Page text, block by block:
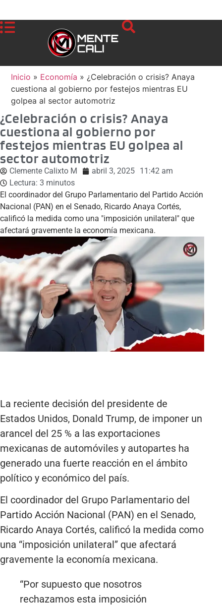
Inicio » Economía » ¿Celebración o crisis? Anaya
cuestiona al gobierno por festejos mientras EU
golpea al sector automotriz
¿Celebración o crisis? Anaya
cuestiona al gobierno por
festejos mientras EU golpea al
sector automotriz
Clemente Calixto M abril 3, 2025 11:42 am
Lectura: 3 minutos
El coordinador del Grupo Parlamentario del Partido Acción
Nacional (PAN) en el Senado, Ricardo Anaya Cortés,
calificó la medida como una "imposición unilateral" que
afectará gravemente la economía mexicana.
La reciente decisión del presidente de
Estados Unidos, Donald Trump, de imponer un
arancel del 25 % a las exportaciones
mexicanas de automóviles y autopartes ha
generado una fuerte reacción en el ámbito
político y económico del país.
El coordinador del Grupo Parlamentario del
Partido Acción Nacional (PAN) en el Senado,
Ricardo Anaya Cortés, calificó la medida como
una “imposición unilateral” que afectará
gravemente la economía mexicana.
“Por supuesto que nosotros
rechazamos esta imposición